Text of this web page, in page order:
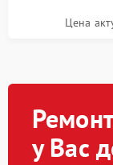
Цена
у Вас